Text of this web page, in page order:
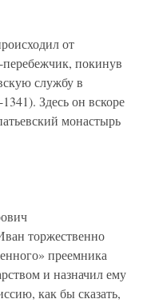
от
перебежчик, покинув
службу в
Здесь он вскоре
монастырь
торжественно
преемника
и назначил ему
как бы сказать,